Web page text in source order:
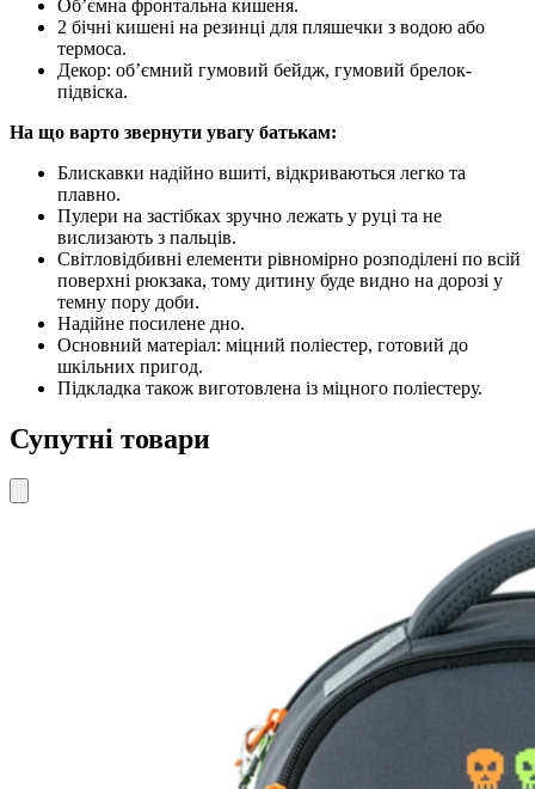
Об’ємна фронтальна кишеня.
2 бічні кишені на резинці для пляшечки з водою або
термоса.
Декор: об’ємний гумовий бейдж, гумовий брелок-
підвіска.
На що варто звернути увагу батькам:
Блискавки надійно вшиті, відкриваються легко та
плавно.
Пулери на застібках зручно лежать у руці та не
вислизають з пальців.
Світловідбивні елементи рівномірно розподілені по всій
поверхні рюкзака, тому дитину буде видно на дорозі у
темну пору доби.
Надійне посилене дно.
Основний матеріал: міцний поліестер, готовий до
шкільних пригод.
Підкладка також виготовлена із міцного поліестеру.
Супутні товари